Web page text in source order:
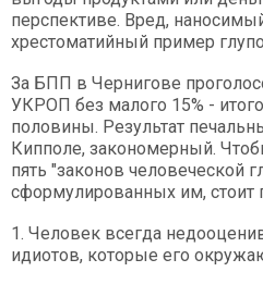
перспективе. Вред,
хрестоматийный пример
За БПП в Чернигове
УКРОП без малого 15% -
половины. Результат
Кипполе, закономерный.
пять "законов человеческой
сформулированных им, стоит
1. Человек всегда
идиотов, которые его